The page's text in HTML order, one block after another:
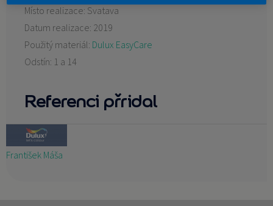
Místo realizace: Svatava
Datum realizace: 2019
Použitý materiál: Dulux EasyCare
Odstín: 1 a 14
Referenci přridal
František Máša